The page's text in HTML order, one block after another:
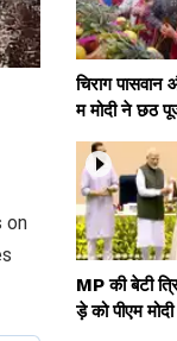
on
चिराग पासवान
म मोदी ने छठ
मापन पर
दी शुभकामनाएं,
मैया से देश की
कामना की
MP की बेटी
ड़े को पीएम मोदी